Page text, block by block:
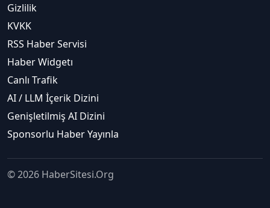
Gizlilik
KVKK
RSS Haber Servisi
Haber Widgetı
Canlı Trafik
AI / LLM İçerik Dizini
Genişletilmiş AI Dizini
Sponsorlu Haber Yayınla
© 2026 HaberSitesi.Org